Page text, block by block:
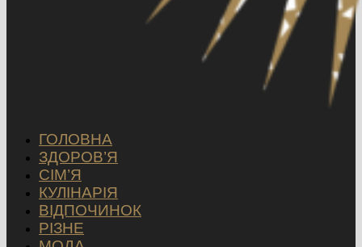
ГОЛОВНА
ЗДОРОВ’Я
СІМ’Я
КУЛІНАРІЯ
ВІДПОЧИНОК
РІЗНЕ